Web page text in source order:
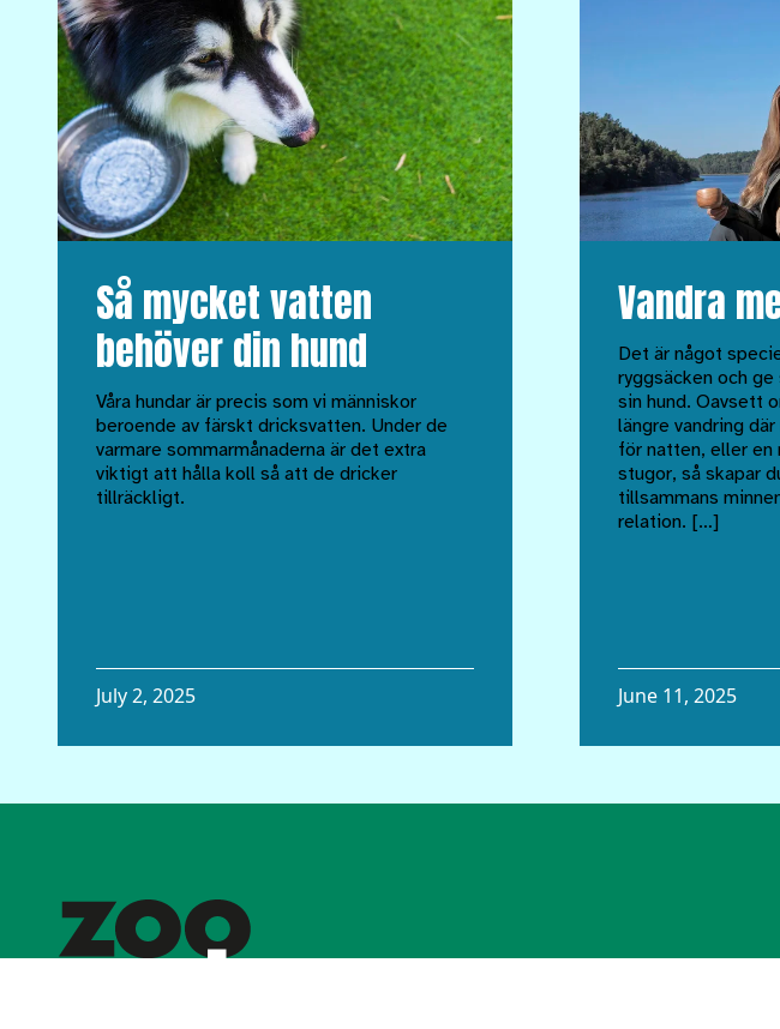
Så mycket vatten
behöver din hund
Våra hundar är precis som vi människor
beroende av färskt dricksvatten. Under de
varmare sommarmånaderna är det extra
viktigt att hålla koll så att de dricker
tillräckligt.
July 2, 2025
Vandra
Det är något
ryggsäcken och
sin hund. Oavsett
längre vandring
för natten, eller en
stugor, så skapar
tillsammans
relation. […]
June 11, 2025